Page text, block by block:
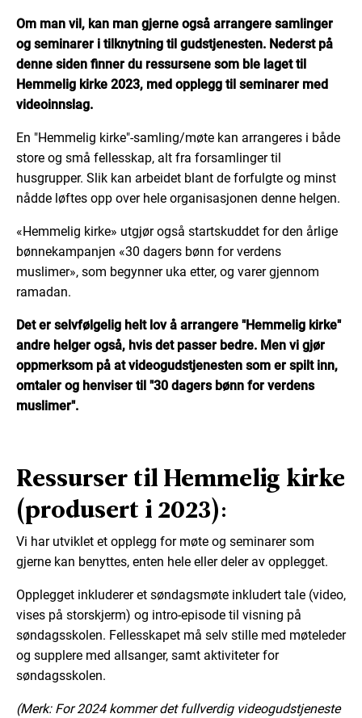
Om man vil, kan man gjerne også arrangere samlinger
og seminarer i tilknytning til gudstjenesten. Nederst på
denne siden finner du ressursene som ble laget til
Hemmelig kirke 2023, med opplegg til seminarer med
videoinnslag.
En "Hemmelig kirke"-samling/møte kan arrangeres i både
store og små fellesskap, alt fra forsamlinger til
husgrupper. Slik kan arbeidet blant de forfulgte og minst
nådde løftes opp over hele organisasjonen denne helgen.
«Hemmelig kirke» utgjør også startskuddet for den årlige
bønnekampanjen «30 dagers bønn for verdens
muslimer», som begynner uka etter, og varer gjennom
ramadan.
Det er selvfølgelig helt lov å arrangere "Hemmelig kirke"
andre helger også, hvis det passer bedre. Men vi gjør
oppmerksom på at videogudstjenesten som er spilt inn,
omtaler og henviser til "30 dagers bønn for verdens
muslimer".
Ressurser til Hemmelig kirke
(produsert i 2023):
Vi har utviklet et opplegg for møte og seminarer som
gjerne kan benyttes, enten hele eller deler av opplegget.
Opplegget inkluderer et søndagsmøte inkludert tale (video,
vises på storskjerm) og intro-episode til visning på
søndagsskolen. Fellesskapet må selv stille med møteleder
og supplere med allsanger, samt aktiviteter for
søndagsskolen.
(Merk: For 2024 kommer det fullverdig videogudstjeneste